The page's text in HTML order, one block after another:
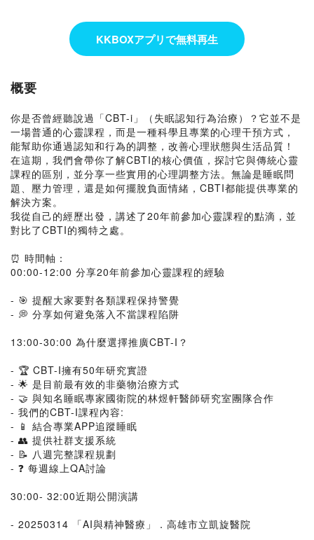
KKBOXアプリで無料再生
概要
你是否曾經聽說過「CBT-i」（失眠認知行為治療）？它並不是
一場普通的心靈課程，而是一種科學且專業的心理干預方式，
能幫助你通過認知和行為的調整，改善心理狀態與生活品質！
在這期，我們會帶你了解CBTI的核心價值，探討它與傳統心靈
課程的區別，並分享一些實用的心理調整方法。無論是睡眠問
題、壓力管理，還是如何擺脫負面情緒，CBTI都能提供專業的
解決方案。
我從自己的經歷出發，講述了20年前參加心靈課程的點滴，並
對比了CBTI的獨特之處。
⏰ 時間軸：
00:00-12:00 分享20年前參加心靈課程的經驗
- 🎯 提醒大家要對各類課程保持警覺
- 💭 分享如何避免落入不當課程陷阱
13:00-30:00 為什麼選擇推廣CBT-I？
- 🏆 CBT-I擁有50年研究實證
- 🌟 是目前最有效的非藥物治療方式
- 🤝 與知名睡眠專家國衛院的林煜軒醫師研究室團隊合作
- 我們的CBT-I課程內容:
- 📱 結合專業APP追蹤睡眠
- 👥 提供社群支援系統
- 📝 八週完整課程規劃
- ❓ 每週線上QA討論
30:00- 32:00近期公開演講
- 20250314 「AI與精神醫療」．高雄市立凱旋醫院